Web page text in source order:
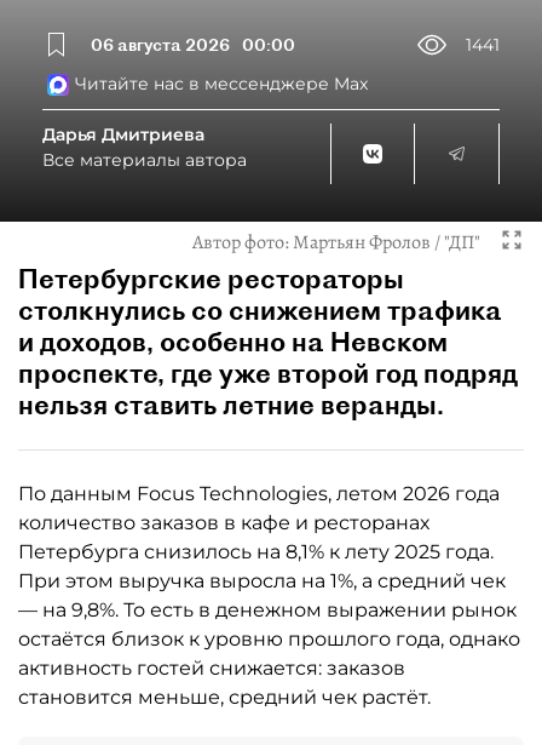
06 августа 2026 00:00
1441
Читайте нас в мессенджере Max
Дарья Дмитриева
Все материалы автора
Автор фото:Мартьян Фролов / "ДП"
Петербургские рестораторы
столкнулись со снижением трафика
и доходов, особенно на Невском
проспекте, где уже второй год подряд
нельзя ставить летние веранды.
По данным Focus Technologies, летом 2026 года
количество заказов в кафе и ресторанах
Петербурга снизилось на 8,1% к лету 2025 года.
При этом выручка выросла на 1%, а средний чек
— на 9,8%. То есть в денежном выражении рынок
остаётся близок к уровню прошлого года, однако
активность гостей снижается: заказов
становится меньше, средний чек растёт.